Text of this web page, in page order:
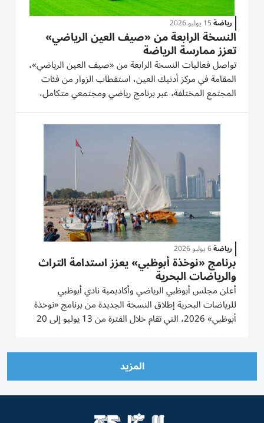
رياضة15 يوليو 2026
النسخة الرابعة من «صيف العين الرياضي»
تعزز ممارسة الرياضة
تواصل فعاليات النسخة الرابعة من «صيف العين الرياضي»،
المقامة في مركز أدنيك العين، استقطاب الزوار من فئات
المجتمع المختلفة، عبر برنامج رياضي ومجتمعي متكامل،
يوفر بيئة داخلية مكيفة لممارسة الرياضة والأنشطة الترفيهية
رياضة6 يوليو 2026
برنامج «نوخذة أبوظبي» يعزز استدامة التراث
والرياضات البحرية
أعلن مجلس أبوظبي الرياضي وأكاديمية نادي أبوظبي
للرياضات البحرية إطلاق النسخة الجديدة من برنامج «نوخذة
أبوظبي» 2026، التي تقام خلال الفترة من 13 يوليو إلى 20
المزيد